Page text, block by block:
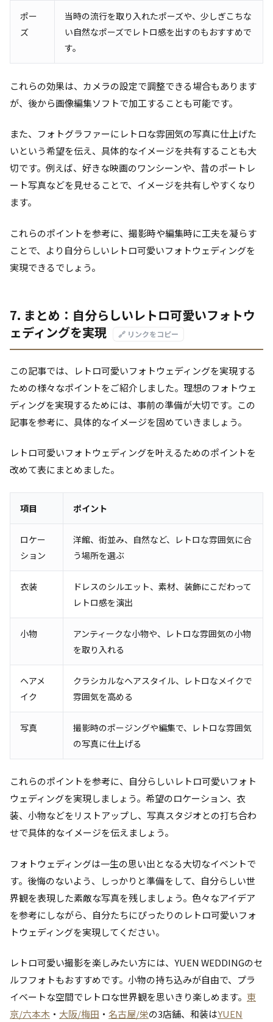
ポー
ズ
当時の流行を取り入れたポーズや、少しぎこちな
い自然なポーズでレトロ感を出すのもおすすめで
す。
これらの効果は、カメラの設定で調整できる場合もあります
が、後から画像編集ソフトで加工することも可能です。
また、フォトグラファーにレトロな雰囲気の写真に仕上げた
いという希望を伝え、具体的なイメージを共有することも大
切です。例えば、好きな映画のワンシーンや、昔のポートレ
ート写真などを見せることで、イメージを共有しやすくなり
ます。
これらのポイントを参考に、撮影時や編集時に工夫を凝らす
ことで、より自分らしいレトロ可愛いフォトウェディングを
実現できるでしょう。
7. まとめ：自分らしいレトロ可愛いフォトウ
ェディングを実現
🔗 リンクをコピー
この記事では、レトロ可愛いフォトウェディングを実現する
ための様々なポイントをご紹介しました。理想のフォトウェ
ディングを実現するためには、事前の準備が大切です。この
記事を参考に、具体的なイメージを固めていきましょう。
レトロ可愛いフォトウェディングを叶えるためのポイントを
改めて表にまとめました。
項目 ポイント
ロケー
ション
洋館、街並み、自然など、レトロな雰囲気に合
う場所を選ぶ
衣装
ドレスのシルエット、素材、装飾にこだわって
レトロ感を演出
小物
アンティークな小物や、レトロな雰囲気の小物
を取り入れる
ヘアメ
イク
クラシカルなヘアスタイル、レトロなメイクで
雰囲気を高める
写真
撮影時のポージングや編集で、レトロな雰囲気
の写真に仕上げる
これらのポイントを参考に、自分らしいレトロ可愛いフォト
ウェディングを実現しましょう。希望のロケーション、衣
装、小物などをリストアップし、写真スタジオとの打ち合わ
せで具体的なイメージを伝えましょう。
フォトウェディングは一生の思い出となる大切なイベントで
す。後悔のないよう、しっかりと準備をして、自分らしい世
界観を表現した素敵な写真を残しましょう。色々なアイデア
を参考にしながら、自分たちにぴったりのレトロ可愛いフォ
トウェディングを実現してください。
レトロ可愛い撮影を楽しみたい方には、YUEN WEDDINGのセ
ルフフォトもおすすめです。小物の持ち込みが自由で、プラ
イベートな空間でレトロな世界観を思いきり楽しめます。 東
京/六本木 ・ 大阪/梅田 ・ 名古屋/栄の3店舗、和装はYUEN